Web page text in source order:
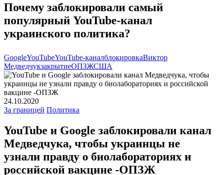
Почему заблокировали самый
популярный YouTube-канал
украинского политика?
GoogleYouTubeYouTube-каналблокировкаВиктор
МедведчукзакрытиеОПЗЖСША
24.10.2020
За границей Политика
YouTube и Google заблокировали канал
Медведчука, чтобы украинцы не
узнали правду о биолабораториях и
российской вакцине -ОПЗЖ